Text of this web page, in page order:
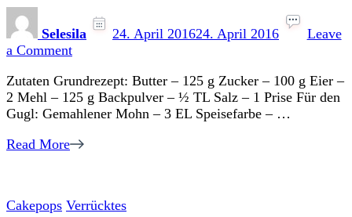
Selesila 24. April 201624. April 2016
Leave
a Commenton
–
hex
hex
wird
Halloweengugl
Zutaten Grundrezept: Butter – 125 g Zucker – 100 g Eier –
2 Mehl – 125 g Backpulver – ½ TL Salz – 1 Prise Für den
Gugl: Gemahlener Mohn – 3 EL Speisefarbe – …
Read More
Cakepops Verrücktes